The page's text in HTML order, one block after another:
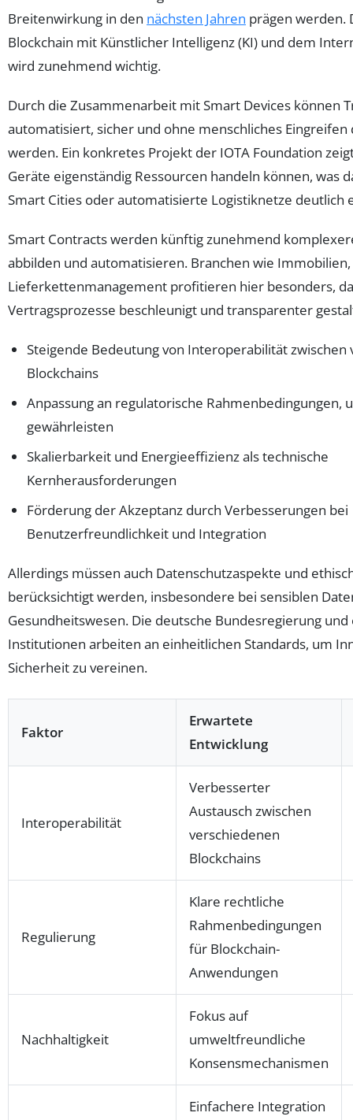
Breitenwirkung in den nächsten Jahren prägen werden.
Blockchain mit Künstlicher Intelligenz (KI) und dem
wird zunehmend wichtig.
Durch die Zusammenarbeit mit Smart Devices können
automatisiert, sicher und ohne menschliches
werden. Ein konkretes Projekt der IOTA Foundation
Geräte eigenständig Ressourcen handeln können, was
Smart Cities oder automatisierte Logistiknetze deutlich
Smart Contracts werden künftig zunehmend
abbilden und automatisieren. Branchen wie
Lieferkettenmanagement profitieren hier besonders,
Vertragsprozesse beschleunigt und transparenter
Steigende Bedeutung von Interoperabilität zwischen
Blockchains
Anpassung an regulatorische Rahmenbedingungen,
gewährleisten
Skalierbarkeit und Energieeffizienz als technische
Kernherausforderungen
Förderung der Akzeptanz durch Verbesserungen bei
Benutzerfreundlichkeit und Integration
Allerdings müssen auch Datenschutzaspekte und
berücksichtigt werden, insbesondere bei sensiblen
Gesundheitswesen. Die deutsche Bundesregierung
Institutionen arbeiten an einheitlichen Standards, um
Sicherheit zu vereinen.
Faktor
Erwartete
Entwicklung
Interoperabilität
Verbesserter
Austausch zwischen
verschiedenen
Blockchains
Regulierung
Klare rechtliche
Rahmenbedingungen
für Blockchain-
Anwendungen
Nachhaltigkeit
Fokus auf
umweltfreundliche
Konsensmechanismen
Einfachere Integration